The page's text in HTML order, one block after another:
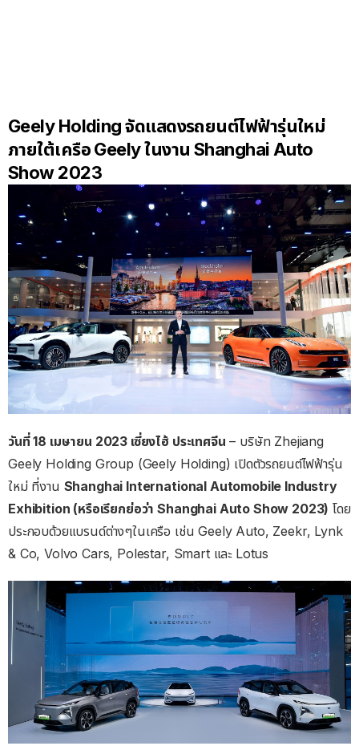
Geely Holding จัดแสดงรถยนต์ไฟฟ้ารุ่นใหม่
ภายใต้เครือ Geely ในงาน Shanghai Auto
Show 2023
วันที่ 18 เมษายน 2023 เซี่ยงไฮ้ ประเทศจีน – บริษัท Zhejiang
Geely Holding Group (Geely Holding) เปิดตัวรถยนต์ไฟฟ้ารุ่น
ใหม่ ที่งาน Shanghai International Automobile Industry
Exhibition (หรือเรียกย่อว่า Shanghai Auto Show 2023) โดย
ประกอบด้วยแบรนด์ต่างๆในเครือ เช่น Geely Auto, Zeekr, Lynk
& Co, Volvo Cars, Polestar, Smart และ Lotus